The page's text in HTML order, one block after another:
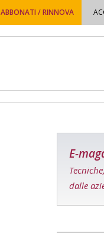
ABBONATI / RINNOVA
E-
dalle